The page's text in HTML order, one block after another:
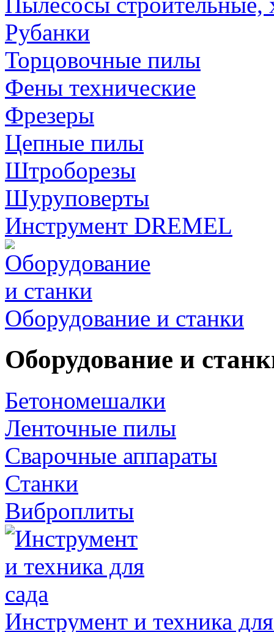
Рубанки
Торцовочные пилы
Фены технические
Фрезеры
Цепные пилы
Штроборезы
Шуруповерты
Инструмент DREMEL
Оборудование и станки
Оборудование и
Бетономешалки
Ленточные пилы
Сварочные аппараты
Станки
Виброплиты
Инструмент и техника